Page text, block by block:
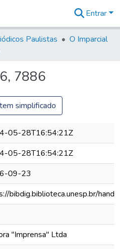
na
Entrar
Paulistas
O Imparcial
7886
simplificado
05-28T16:54:21Z
05-28T16:54:21Z
09-23
bibdig.biblioteca.unesp.br/
"Imprensa" Ltda